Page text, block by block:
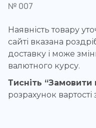
№ 007
Наявність товару
сайті вказана
доставку і може
валютного курсу.
Тисніть “Замовити
розрахунок